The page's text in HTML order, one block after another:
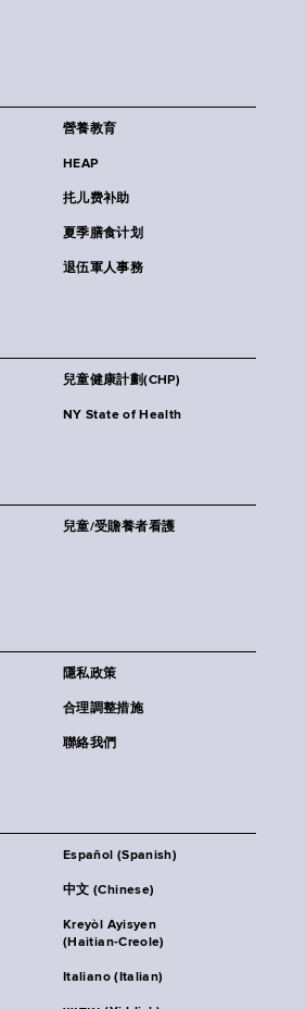
營養教育
HEAP
扥儿费补助
夏季膳食计划
退伍軍人事務
兒童健康計劃(CHP)
NY State of Health
兒童/受贍養者看護
隱私政策
合理調整措施
聯絡我們
Español (Spanish)
中文 (Chinese)
Kreyòl Ayisyen
(Haitian-Creole)
Italiano (Italian)